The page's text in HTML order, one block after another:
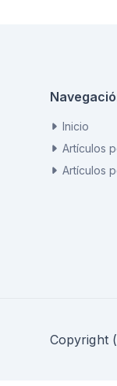
Inicio
Artículos
Artículos
Copyright